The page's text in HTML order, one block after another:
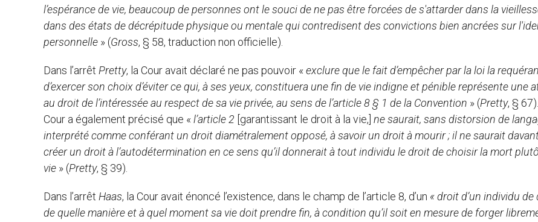
l’espérance de vie, beaucoup de personnes ont le souci de ne pas être forcées de s'attarder dans la
dans des états de décrépitude physique ou mentale qui contredisent des convictions bien ancrées sur
personnelle » (Gross, § 58, traduction non officielle).
Dans l’arrêt Pretty, la Cour avait déclaré ne pas pouvoir « exclure que le fait d’empêcher par la loi la
d’exercer son choix d’éviter ce qui, à ses yeux, constituera une fin de vie indigne et pénible représente une
au droit de l’intéressée au respect de sa vie privée, au sens de l’article 8 § 1 de la Convention » (Pretty, §
Cour a également précisé que « l’article 2 [garantissant le droit à la vie,] ne saurait, sans distorsion de
interprété comme conférant un droit diamétralement opposé, à savoir un droit à mourir ; il ne saurait
créer un droit à l’autodétermination en ce sens qu’il donnerait à tout individu le droit de choisir la mort
vie » (Pretty, § 39).
Dans l’arrêt Haas, la Cour avait énoncé l’existence, dans le champ de l’article 8, d’un « droit d’un individu de
de quelle manière et à quel moment sa vie doit prendre fin, à condition qu’il soit en mesure de forger